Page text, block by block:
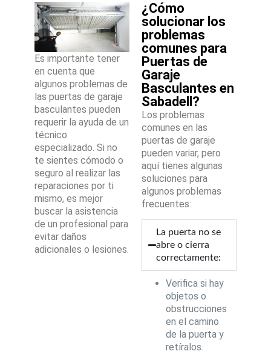
Es importante tener
en cuenta que
algunos problemas de
las puertas de garaje
basculantes pueden
requerir la ayuda de un
técnico
especializado. Si no
te sientes cómodo o
seguro al realizar las
reparaciones por ti
mismo, es mejor
buscar la asistencia
de un profesional para
evitar daños
adicionales o lesiones.
¿Cómo
solucionar los
problemas
comunes para
Puertas de
Garaje
Basculantes en
Sabadell?
Los problemas
comunes en las
puertas de garaje
pueden variar, pero
aquí tienes algunas
soluciones para
algunos problemas
frecuentes:
La puerta no se
abre o cierra
correctamente:
Verifica si hay
objetos o
obstrucciones
en el camino
de la puerta y
retíralos.